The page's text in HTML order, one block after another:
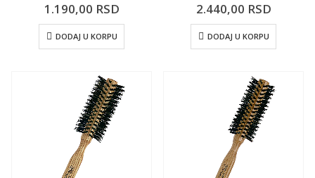
1.190,00 RSD
DODAJ U KORPU
2.440,00 RSD
DODAJ U KORPU